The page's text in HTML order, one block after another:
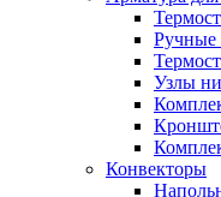
Ручные
Узлы
Конвекторы